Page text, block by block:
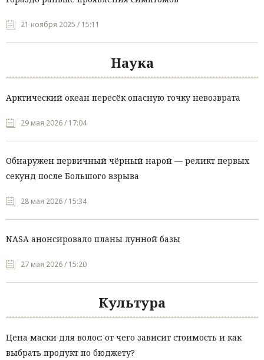
21 ноября 2025 / 15:11
Наука
Арктический океан пересёк опасную точку невозврата
29 мая 2026 / 17:04
Обнаружен первичный чёрный нарой — реликт первых
секунд после Большого взрыва
28 мая 2026 / 15:34
NASA анонсировало планы лунной базы
27 мая 2026 / 15:20
Культура
Цена маски для волос: от чего зависит стоимость и как
выбрать продукт по бюджету?